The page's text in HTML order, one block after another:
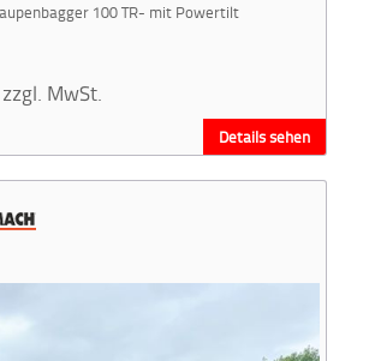
100 TR- mit Powertilt
zzgl. MwSt.
Details sehen